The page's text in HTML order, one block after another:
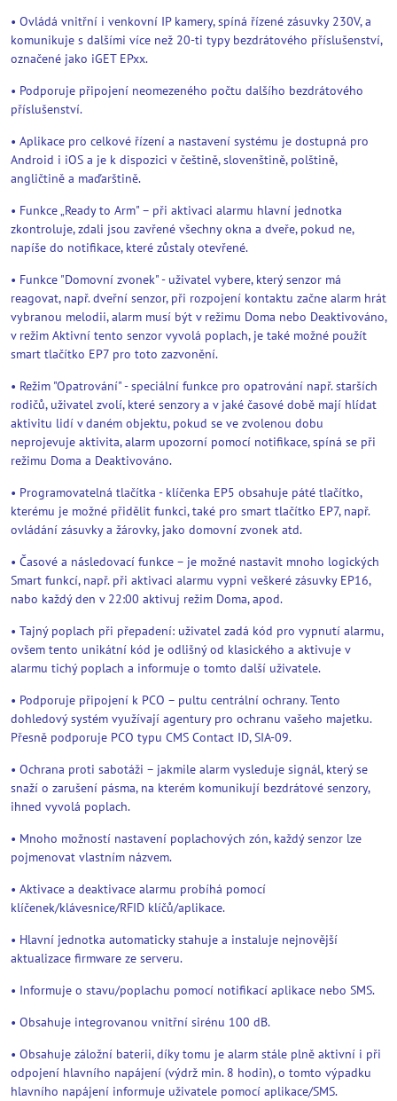
• Ovládá vnitřní i venkovní IP kamery, spíná řízené zásuvky 230V, a
komunikuje s dalšími více než 20-ti typy bezdrátového příslušenství,
označené jako iGET EPxx.
• Podporuje připojení neomezeného počtu dalšího bezdrátového
příslušenství.
• Aplikace pro celkové řízení a nastavení systému je dostupná pro
Android i iOS a je k dispozici v češtině, slovenštině, polštině,
angličtině a maďarštině.
• Funkce „Ready to Arm" – při aktivaci alarmu hlavní jednotka
zkontroluje, zdali jsou zavřené všechny okna a dveře, pokud ne,
napíše do notifikace, které zůstaly otevřené.
• Funkce "Domovní zvonek" - uživatel vybere, který senzor má
reagovat, např. dveřní senzor, při rozpojení kontaktu začne alarm hrát
vybranou melodii, alarm musí být v režimu Doma nebo Deaktivováno,
v režim Aktivní tento senzor vyvolá poplach, je také možné použít
smart tlačítko EP7 pro toto zazvonění.
• Režim "Opatrování" - speciální funkce pro opatrování např. starších
rodičů, uživatel zvolí, které senzory a v jaké časové době mají hlídat
aktivitu lidí v daném objektu, pokud se ve zvolenou dobu
neprojevuje aktivita, alarm upozorní pomocí notifikace, spíná se při
režimu Doma a Deaktivováno.
• Programovatelná tlačítka - klíčenka EP5 obsahuje páté tlačítko,
kterému je možné přidělit funkci, také pro smart tlačítko EP7, např.
ovládání zásuvky a žárovky, jako domovní zvonek atd.
• Časové a následovací funkce – je možné nastavit mnoho logických
Smart funkcí, např. při aktivaci alarmu vypni veškeré zásuvky EP16,
nabo každý den v 22:00 aktivuj režim Doma, apod.
• Tajný poplach při přepadení: uživatel zadá kód pro vypnutí alarmu,
ovšem tento unikátní kód je odlišný od klasického a aktivuje v
alarmu tichý poplach a informuje o tomto další uživatele.
• Podporuje připojení k PCO – pultu centrální ochrany. Tento
dohledový systém využívají agentury pro ochranu vašeho majetku.
Přesně podporuje PCO typu CMS Contact ID, SIA-09.
• Ochrana proti sabotáži – jakmile alarm vysleduje signál, který se
snaží o zarušení pásma, na kterém komunikují bezdrátové senzory,
ihned vyvolá poplach.
• Mnoho možností nastavení poplachových zón, každý senzor lze
pojmenovat vlastním názvem.
• Aktivace a deaktivace alarmu probíhá pomocí
klíčenek/klávesnice/RFID klíčů/aplikace.
• Hlavní jednotka automaticky stahuje a instaluje nejnovější
aktualizace firmware ze serveru.
• Informuje o stavu/poplachu pomocí notifikací aplikace nebo SMS.
• Obsahuje integrovanou vnitřní sirénu 100 dB.
• Obsahuje záložní baterii, díky tomu je alarm stále plně aktivní i při
odpojení hlavního napájení (výdrž min. 8 hodin), o tomto výpadku
hlavního napájení informuje uživatele pomocí aplikace/SMS.